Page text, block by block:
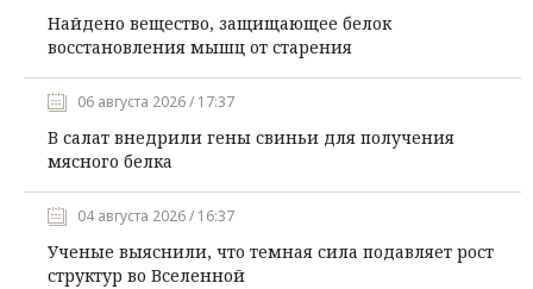
Найдено вещество, защищающее белок
восстановления мышц от старения
06 августа 2026 / 17:37
В салат внедрили гены свиньи для получения
мясного белка
04 августа 2026 / 16:37
Ученые выяснили, что темная сила подавляет рост
структур во Вселенной